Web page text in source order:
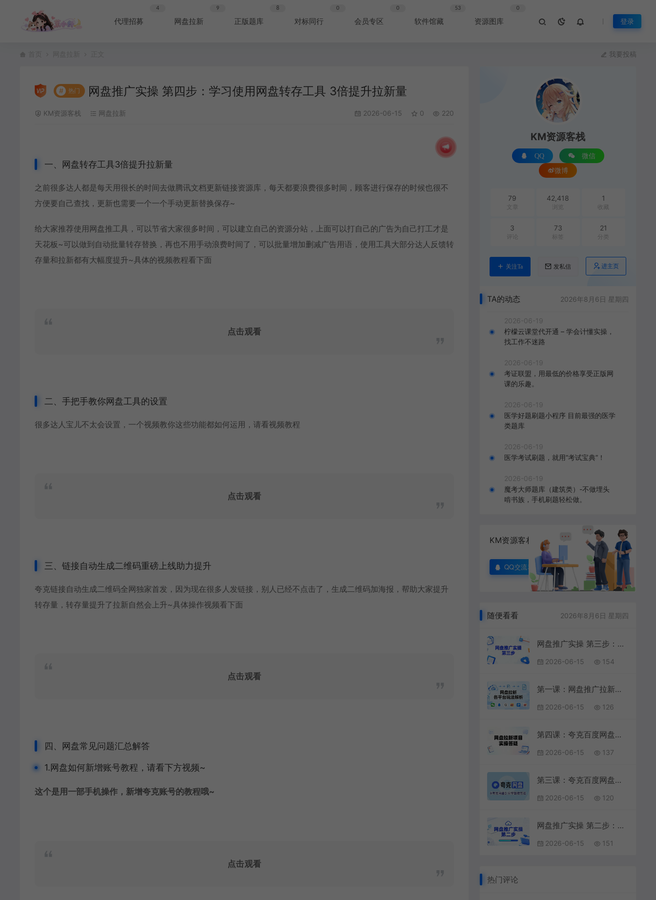
代理招募
4
网盘拉新
9
正版题库
8
对标同行
0
会员专区
0
软件馆藏
53
资源图库
0
登录
我要投稿
# 热门 网盘推广实操 第四步：学习使用网盘转存工具 3倍提升拉新量
KM资源客栈 网盘拉新 2026-06-15 0 220
一、网盘转存工具3倍提升拉新量
之前很多达人都是每天用很长的时间去做腾讯文档更新链接资源库，每天都要浪费很多时间，顾客进行保存的时候也很不
方便要自己查找，更新也需要一个一个手动更新替换保存~
给大家推荐使用网盘推工具，可以节省大家很多时间，可以建立自己的资源分站，上面可以打自己的广告为自己打工才是
天花板~可以做到自动批量转存替换，再也不用手动浪费时间了，可以批量增加删减广告用语，使用工具大部分达人反馈转
存量和拉新都有大幅度提升~具体的视频教程看下面
点击观看
二、手把手教你网盘工具的设置
很多达人宝儿不太会设置，一个视频教你这些功能都如何运用，请看视频教程
点击观看
三、链接自动生成二维码重磅上线助力提升
夸克链接自动生成二维码全网独家首发，因为现在很多人发链接，别人已经不点击了，生成二维码加海报，帮助大家提升
转存量，转存量提升了拉新自然会上升~具体操作视频看下面
点击观看
四、网盘常见问题汇总解答
1.网盘如何新增账号教程，请看下方视频~
这个是用一部手机操作，新增夸克账号的教程哦~
点击观看
KM资源客栈
QQ 微信
微博
79
文章
42,418
浏览
1
收藏
3
评论
73
标签
21
分类
关注Ta 发私信 进主页
TA的动态 2026年8月6日 星期四
2026-06-19
柠檬云课堂代开通 – 学会计懂实操，
找工作不迷路
2026-06-19
考证联盟，用最低的价格享受正版网
课的乐趣。
2026-06-19
医学好题刷题小程序 目前最强的医学
类题库
2026-06-19
医学考试刷题，就用“考试宝典”！
2026-06-19
魔考大师题库（建筑类）-不做埋头
啃书族，手机刷题轻松做。
KM资源客栈
QQ交流群
随便看看 2026年8月6日 星期四
网盘推广实操 第三步：巧用自动化网盘转存工具轻松玩转夸克项目
2026-06-15 154
第一课：网盘推广拉新转存项目各平台玩法解析
2026-06-15 126
第四课：夸克百度网盘拉新转存项目实操答疑
2026-06-15 137
第三课：夸克百度网盘单链接和多种链接不同的模式
2026-06-15 120
网盘推广实操 第二步：绑定颜米推小程序
2026-06-15 151
热门评论